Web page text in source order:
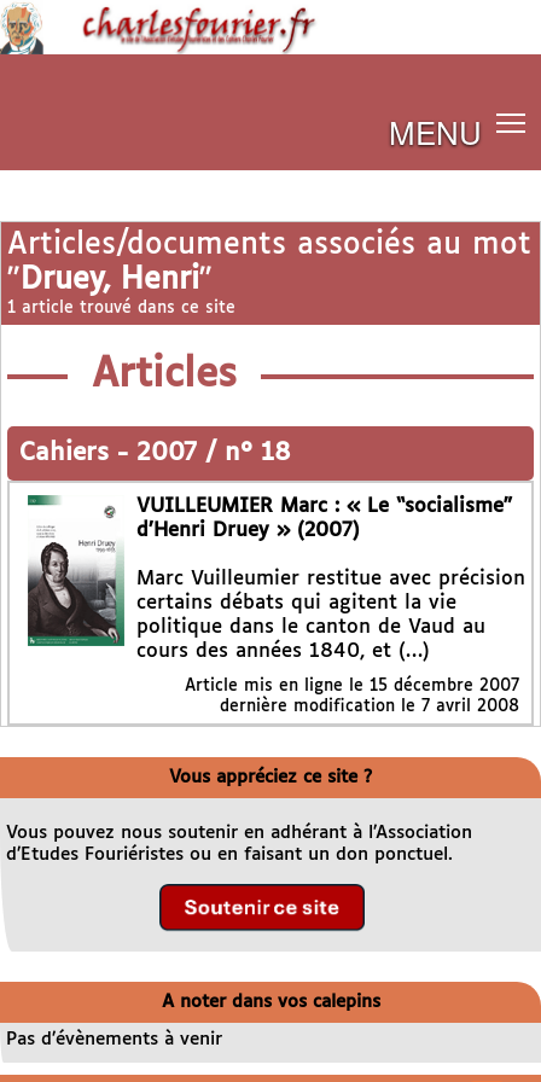
MENU
Articles/documents associés au mot
" Druey, Henri"
1 article trouvé dans ce site
Articles
Cahiers - 2007 / n° 18
VUILLEUMIER Marc : « Le “socialisme”
d’Henri Druey » (2007)
Marc Vuilleumier restitue avec précision
certains débats qui agitent la vie
politique dans le canton de Vaud au
cours des années 1840, et (…)
Article mis en ligne le 15 décembre 2007
dernière modification le 7 avril 2008
Vous appréciez ce site ?
Vous pouvez nous soutenir en adhérant à l’Association
d’Etudes Fouriéristes ou en faisant un don ponctuel.
A noter dans vos calepins
Pas d’évènements à venir